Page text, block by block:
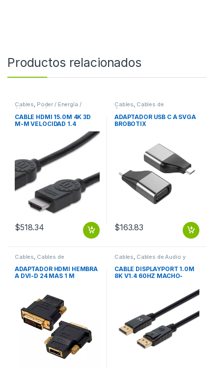
Productos relacionados
Cables, Poder / Energía /
Alimentación
CABLE HDMI 15.0M 4K 3D
M-M VELOCIDAD 1.4
MONITOR TV PROYECTOR
VELOCIDAD 1.4 MONITOR
$518.34
Cables, Cables de
Computadora
ADAPTADOR USB C A SVGA
BROBOTIX
$163.83
Cables, Cables de
ADAPTADOR HDMI HEMBRA
A DVI-D 24 MAS 1 M
Cables, Cables de Audio y
CABLE DISPLAYPORT 1.0M
8K V1.4 60HZ MACHO-